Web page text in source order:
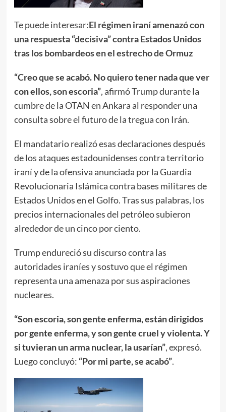
Te puede interesar:El régimen iraní amenazó con
una respuesta “decisiva” contra Estados Unidos
tras los bombardeos en el estrecho de Ormuz
“Creo que se acabó. No quiero tener nada que ver
con ellos, son escoria”, afirmó Trump durante la
cumbre de la OTAN en Ankara al responder una
consulta sobre el futuro de la tregua con Irán.
El mandatario realizó esas declaraciones después
de los ataques estadounidenses contra territorio
iraní y de la ofensiva anunciada por la Guardia
Revolucionaria Islámica contra bases militares de
Estados Unidos en el Golfo. Tras sus palabras, los
precios internacionales del petróleo subieron
alrededor de un cinco por ciento.
Trump endureció su discurso contra las
autoridades iraníes y sostuvo que el régimen
representa una amenaza por sus aspiraciones
nucleares.
“Son escoria, son gente enferma, están dirigidos
por gente enferma, y son gente cruel y violenta. Y
si tuvieran un arma nuclear, la usarían”, expresó.
Luego concluyó: “Por mi parte, se acabó”.